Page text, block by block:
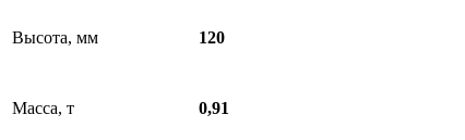
Высота, мм 120
Масса, т 0,91